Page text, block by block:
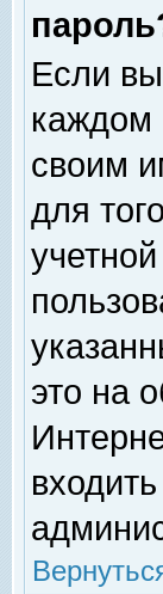
Если
каждом
своим
для
это на